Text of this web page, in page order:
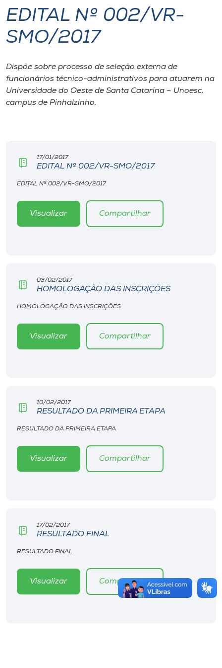
I.nova
Cultura
Editora
Rádio
Museu
o idioma
EDITAL Nº 002/VR-
SMO/2017
Dispõe sobre processo de seleção externa de
funcionários técnico-administrativos para atuarem na
Universidade do Oeste de Santa Catarina – Unoesc,
campus de Pinhalzinho.
17/01/2017
EDITAL Nº 002/VR-SMO/2017
EDITAL Nº 002/VR-SMO/2017
Visualizar Compartilhar
03/02/2017
HOMOLOGAÇÃO DAS INSCRIÇÕES
HOMOLOGAÇÃO DAS INSCRIÇÕES
Visualizar Compartilhar
10/02/2017
RESULTADO DA PRIMEIRA ETAPA
RESULTADO DA PRIMEIRA ETAPA
Visualizar Compartilhar
17/02/2017
RESULTADO FINAL
RESULTADO FINAL
Visualizar Compartilhar